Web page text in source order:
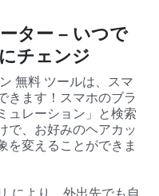
ター – いつで
チェンジ
無料 ツールは、スマ
きます！スマホのブラ
ュレーション」と検索
で、お好みのヘアカッ
を変えることができま